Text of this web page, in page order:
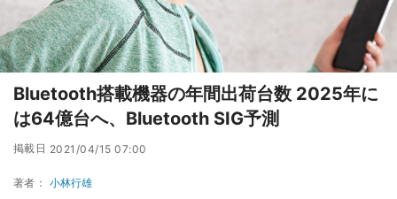
Bluetooth搭載機器の年間出荷台数 2025年に
は64億台へ、Bluetooth SIG予測
掲載日 2021/04/15 07:00
著者： 小林行雄